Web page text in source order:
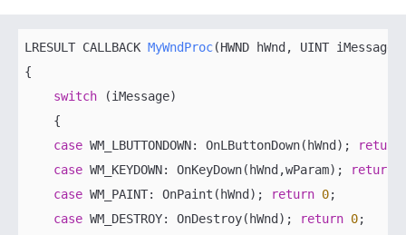
LRESULT CALLBACK MyWndProc(HWND hWnd, UINT iMessage,
{
switch (iMessage)
    {
case WM_LBUTTONDOWN: OnLButtonDown(hWnd);
return
case WM_KEYDOWN: OnKeyDown(hWnd,wParam); return
case WM_PAINT: OnPaint(hWnd); return 0;
case WM_DESTROY: OnDestroy(hWnd); return 0;